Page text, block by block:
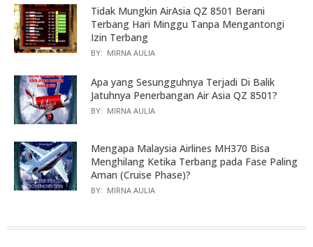
Tidak Mungkin AirAsia QZ 8501 Berani
Terbang Hari Minggu Tanpa Mengantongi
Izin Terbang
BY: MIRNA AULIA
Apa yang Sesungguhnya Terjadi Di Balik
Jatuhnya Penerbangan Air Asia QZ 8501?
BY: MIRNA AULIA
Mengapa Malaysia Airlines MH370 Bisa
Menghilang Ketika Terbang pada Fase Paling
Aman (Cruise Phase)?
BY: MIRNA AULIA